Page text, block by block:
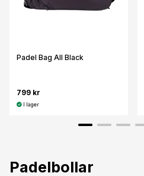
Padel Bag All Black
799 kr
I lager
Padelbollar